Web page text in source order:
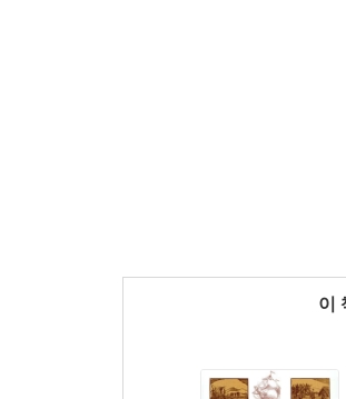
이